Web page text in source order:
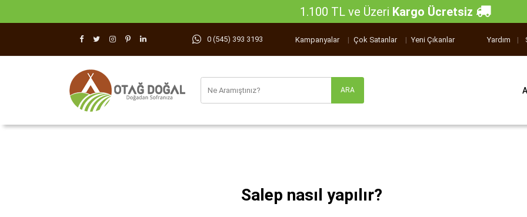
1.100 TL ve Üzeri Kargo Ücretsiz
0 (545) 393 3193 Kampanyalar | Çok Satanlar | Yeni Çıkanlar Yardım |
Salep nasıl yapılır?